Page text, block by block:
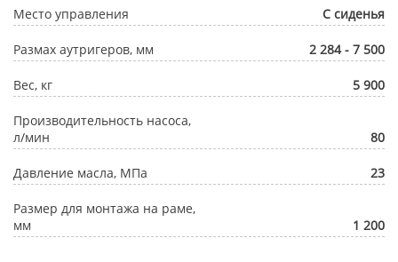
Место управления С сиденья
Размах аутригеров, мм 2 284 - 7 500
Вес, кг 5 900
Производительность насоса,
л/мин
80
Давление масла, МПа 23
Размер для монтажа на раме,
мм
1 200